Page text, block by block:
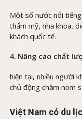
Một số nước nổi
thẩm mỹ, nha khoa,
khách quốc tế.
4. Nâng cao chất
hiện tại, nhiều người
chủ động chăm nom
Việt Nam có du